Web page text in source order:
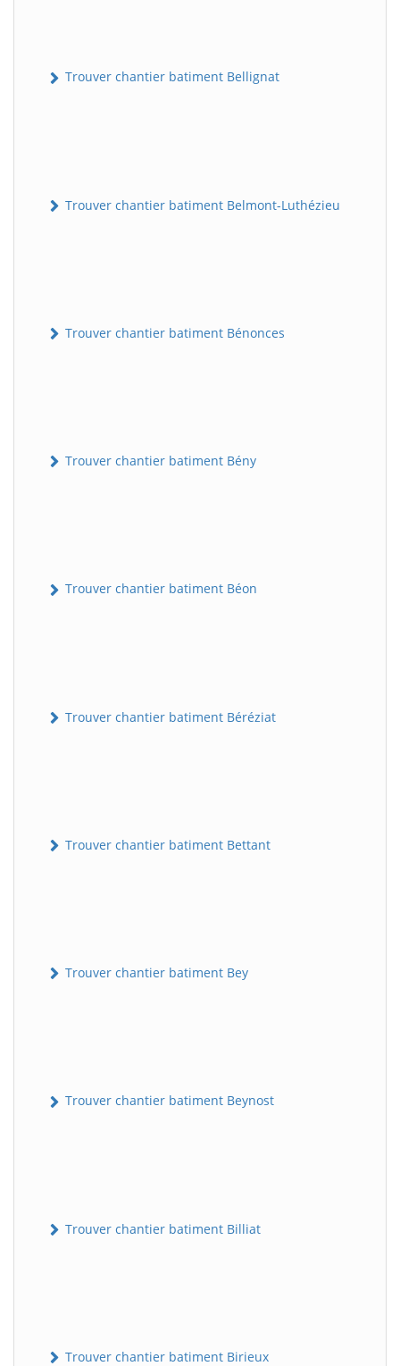
Trouver chantier batiment Bellignat
Trouver chantier batiment Belmont-Luthézieu
Trouver chantier batiment Bénonces
Trouver chantier batiment Bény
Trouver chantier batiment Béon
Trouver chantier batiment Béréziat
Trouver chantier batiment Bettant
Trouver chantier batiment Bey
Trouver chantier batiment Beynost
Trouver chantier batiment Billiat
Trouver chantier batiment Birieux